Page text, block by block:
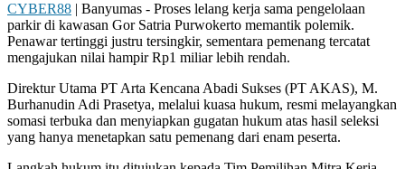
CYBER88 | Banyumas - Proses lelang kerja sama pengelolaan
parkir di kawasan Gor Satria Purwokerto memantik polemik.
Penawar tertinggi justru tersingkir, sementara pemenang tercatat
mengajukan nilai hampir Rp1 miliar lebih rendah.
Direktur Utama PT Arta Kencana Abadi Sukses (PT AKAS), M.
Burhanudin Adi Prasetya, melalui kuasa hukum, resmi melayangkan
somasi terbuka dan menyiapkan gugatan hukum atas hasil seleksi
yang hanya menetapkan satu pemenang dari enam peserta.